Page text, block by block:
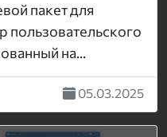
пакет для
пользовательского
на...
05.03.2025